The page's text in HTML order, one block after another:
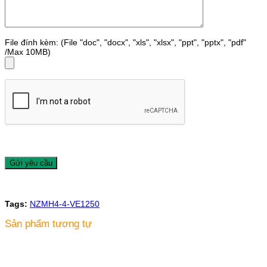
File đính kèm: (File "doc", "docx", "xls", "xlsx", "ppt", "pptx", "pdf"
/Max 10MB)
Tags: NZMH4-4-VE1250
Sản phẩm tương tự